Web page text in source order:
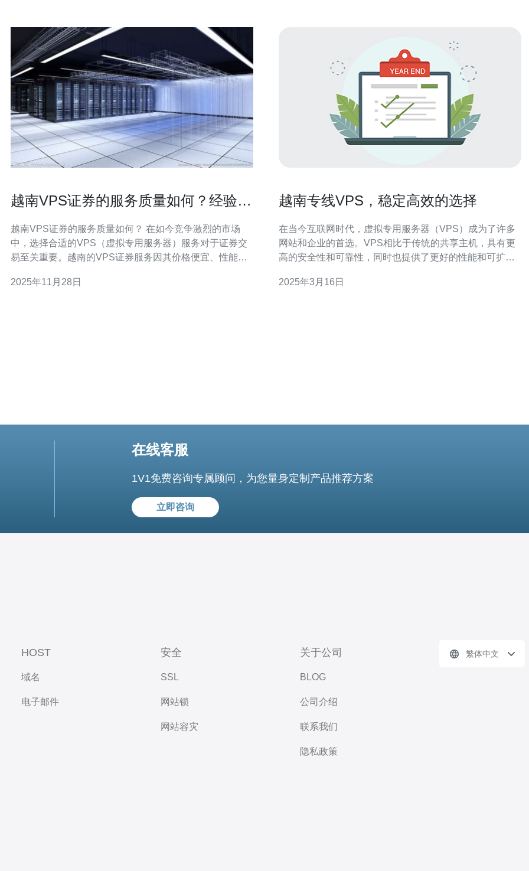
越南VPS证券的服务质量如何？经验分
越南VPS证券的服务质量如何？ 在如今竞争激烈的市场
中，选择合适的VPS（虚拟专用服务器）服务对于证券交
易至关重要。越南的VPS证券服务因其价格便宜、性能卓
VPS证券的服务质量，帮助您找到最优质、性价比高的服
2025年11月28日
越南专线VPS，稳定高效的选择
在当今互联网时代，虚拟专用服务器（VPS）成为了许多
网站和企业的首选。VPS相比于传统的共享主机，具有更
高的安全性和可靠性，同时也提供了更好的性能和可扩展
择。 越南专线VPS是指使用越南专线网络的虚拟专用服务
2025年3月16日
在线客服
1V1免费咨询专属顾问，为您量身定制产品推荐方案
立即咨询
HOST
域名
电子邮件
安全
SSL
网站锁
网站容灾
关于公司
BLOG
公司介绍
联系我们
隐私政策
繁体中文